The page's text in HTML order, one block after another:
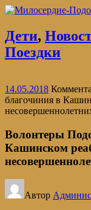
Дети,
Поездки
14.05.2018
благочиния в
Волонтеры
Кашинском
Автор